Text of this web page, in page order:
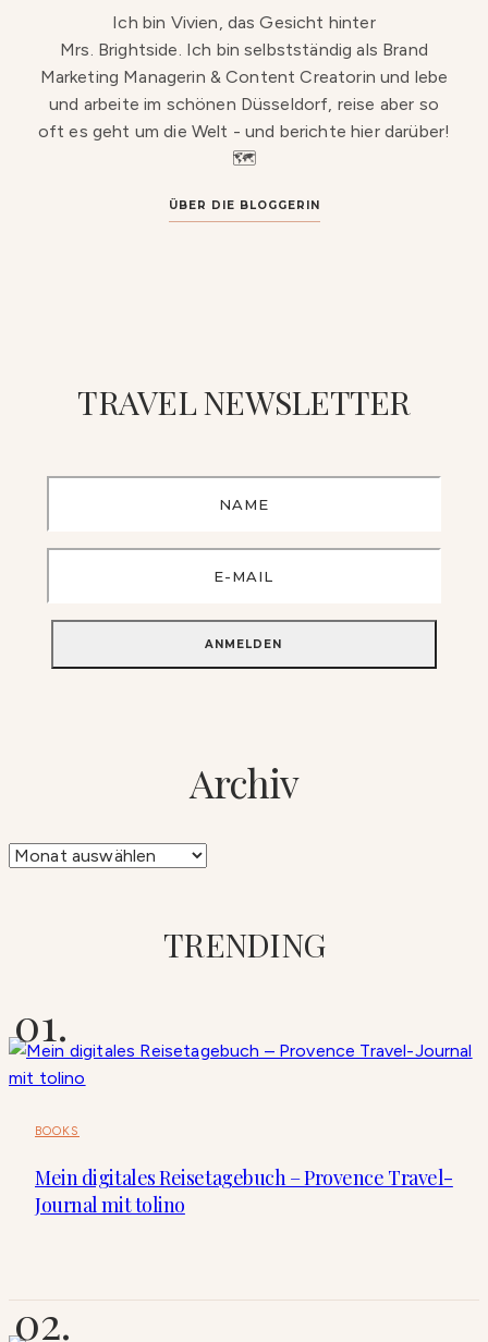
Ich bin Vivien, das Gesicht hinter
Mrs. Brightside. Ich bin selbstständig als Brand
Marketing Managerin & Content Creatorin und lebe
und arbeite im schönen Düsseldorf, reise aber so
oft es geht um die Welt - und berichte hier darüber!
🗺️
ÜBER DIE BLOGGERIN
TRAVEL NEWSLETTER
Archiv
Archiv
TRENDING
BOOKS
Mein digitales Reisetagebuch – Provence Travel-
Journal mit tolino